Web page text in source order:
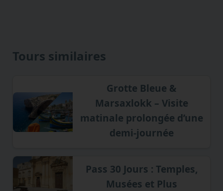
Tours similaires
Grotte Bleue &
Marsaxlokk – Visite
matinale prolongée d’une
demi-journée
Pass 30 Jours : Temples,
Musées et Plus